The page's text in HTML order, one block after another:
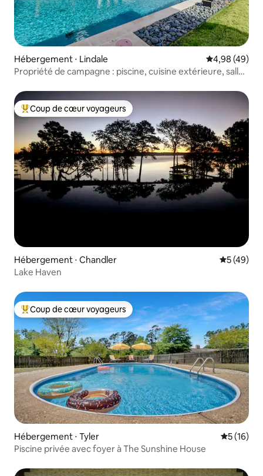
Hébergement ⋅ Lindale Évaluation
4,98 (49)
Propriété de campagne : piscine, cuisine extérieure, salle
Coups de cœur voyageurs les plus appréciés
Coup de cœur voyageurs
Hébergement ⋅ Chandler
5 (49)
Lake Haven
Coups de cœur voyageurs les plus appréciés
Coup de cœur voyageurs
Hébergement ⋅ Tyler
5 (16)
Piscine privée avec foyer à The Sunshine House